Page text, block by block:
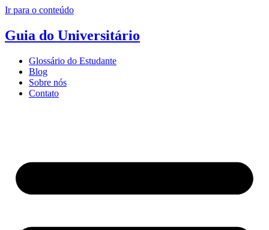
Ir para o conteúdo
Guia do Universitário
Glossário do Estudante
Blog
Sobre nós
Contato